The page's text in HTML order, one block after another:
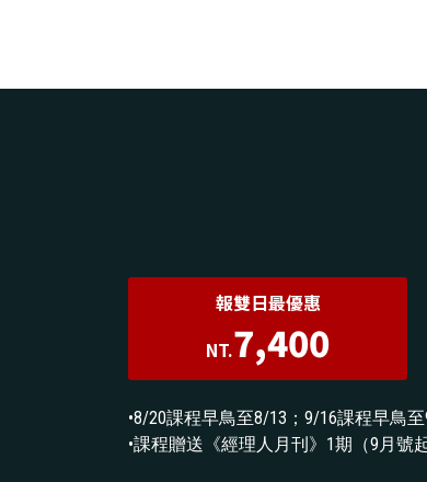
報雙日最優惠
NT.7,400
•8/20課程早鳥至8/13；9/16課程早鳥至
•課程贈送《經理人月刊》1期（9月號起